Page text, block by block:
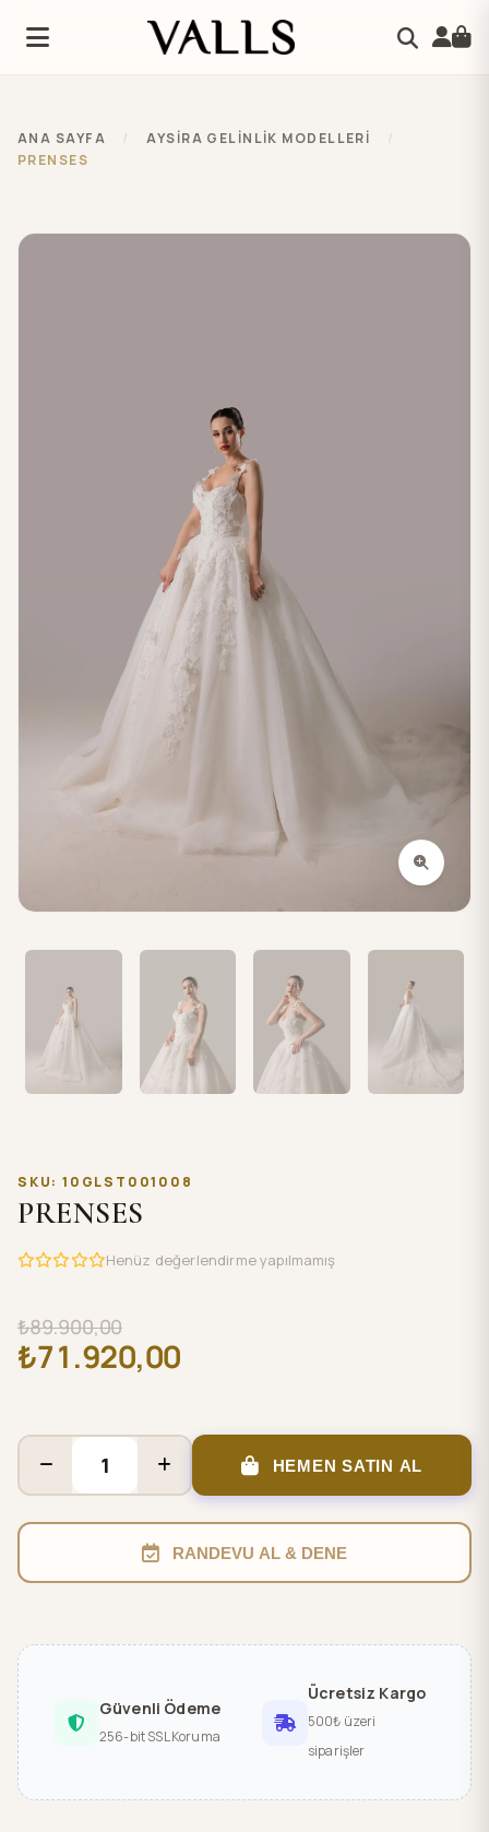
ANA SAYFA AYSIRA GELINLIK MODELLERI
PRENSES
SKU: 10GLST001008
PRENSES
Henüz değerlendirme yapılmamış
₺89.900,00
₺71.920,00
HEMEN SATIN AL
RANDEVU AL & DENE
Güvenli Ödeme
256-bit SSL Koruma
Ücretsiz Kargo
500₺ üzeri
siparişler